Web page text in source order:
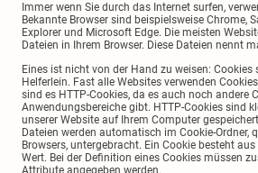
Immer wenn Sie durch das Internet surfen,
Bekannte Browser sind beispielsweise Chrome,
Explorer und Microsoft Edge. Die meisten
Dateien in Ihrem Browser. Diese Dateien nennt
Eines ist nicht von der Hand zu weisen:
Helferlein. Fast alle Websites verwenden
sind es HTTP-Cookies, da es auch noch andere
Anwendungsbereiche gibt. HTTP-Cookies sind
unserer Website auf Ihrem Computer
Dateien werden automatisch im Cookie-Ordner,
Browsers, untergebracht. Ein Cookie besteht
Wert. Bei der Definition eines Cookies müssen
Attribute angegeben werden.